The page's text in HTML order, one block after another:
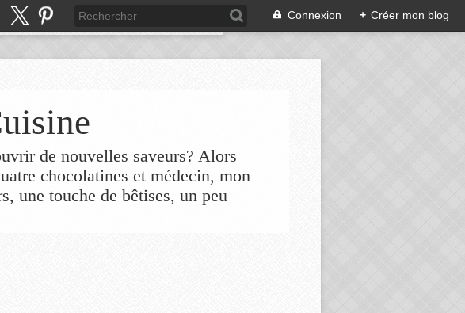
Connexion + Créer mon blog
de nouvelles saveurs? Alors
chocolatines et médecin, mon
une touche de bêtises, un peu